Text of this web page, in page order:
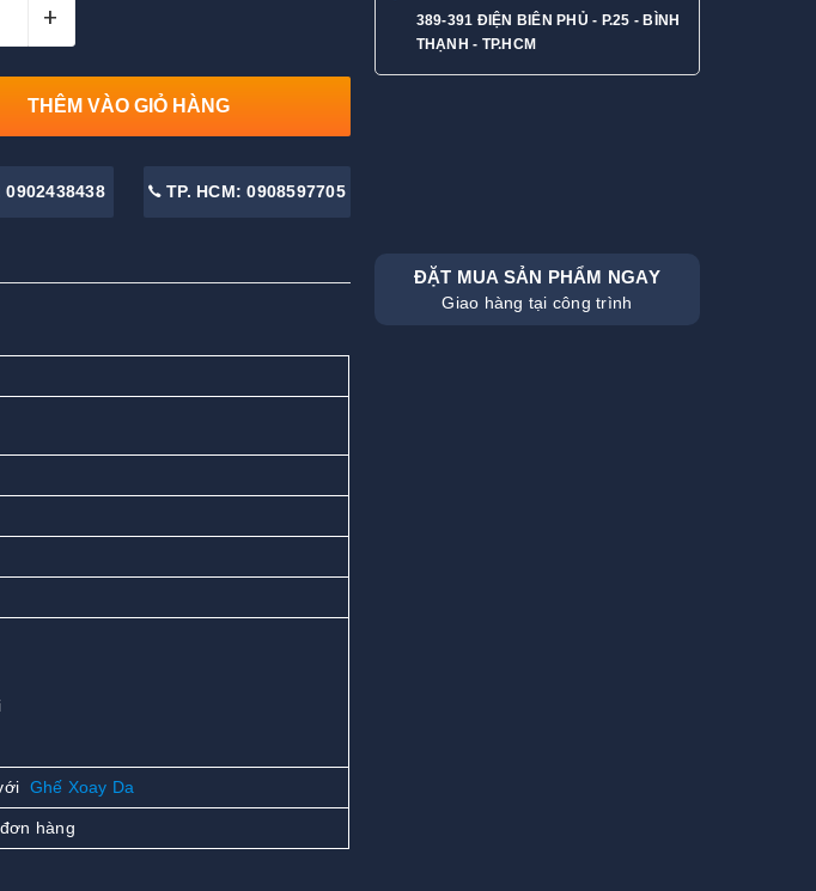
+
THÊM VÀO GIỎ HÀNG
0902438438 TP. HCM: 0908597705
389-391 ĐIỆN BIÊN PHỦ - P.25 - BÌNH
THẠNH - TP.HCM
Ghế Xoay Da
hàng
ĐẶT MUA SẢN PHẨM NGAY
Giao hàng tại công trình